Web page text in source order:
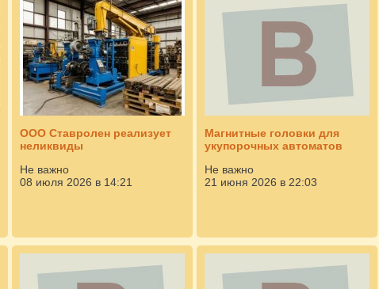
ООО Ставролен реализует
неликвиды
Не важно
08 июля 2026 в 14:21
Магнитные головки для
укупорочных автоматов
Не важно
21 июня 2026 в 22:03